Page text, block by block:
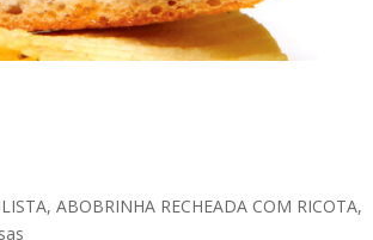
ABOBRINHA RECHEADA COM RICOTA,